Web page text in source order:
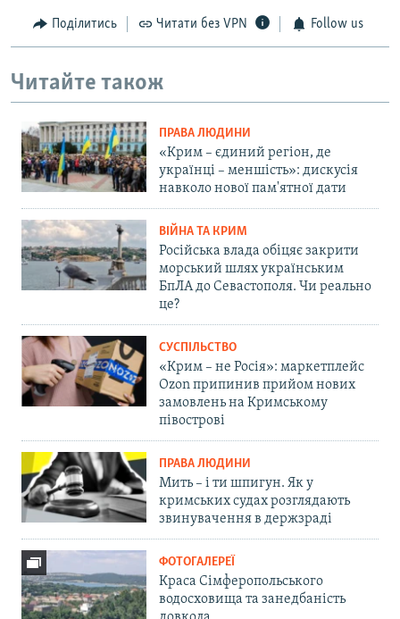
Поділитись Читати без VPN Follow us
Читайте також
ПРАВА ЛЮДИНИ
«Крим – єдиний регіон, де
українці – меншість»: дискусія
навколо нової пам'ятної дати
ВІЙНА ТА КРИМ
Російська влада обіцяє закрити
морський шлях українським
БпЛА до Севастополя. Чи реально
це?
СУСПІЛЬСТВО
«Крим – не Росія»: маркетплейс
Ozon припинив прийом нових
замовлень на Кримському
півострові
ПРАВА ЛЮДИНИ
Мить – і ти шпигун. Як у
кримських судах розглядають
звинувачення в держзраді
ФОТОГАЛЕРЕЇ
Краса Сімферопольського
водосховища та занедбаність